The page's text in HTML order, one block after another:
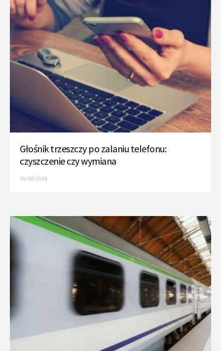
Głośnik trzeszczy po zalaniu telefonu:
czyszczenie czy wymiana
05/08/2026